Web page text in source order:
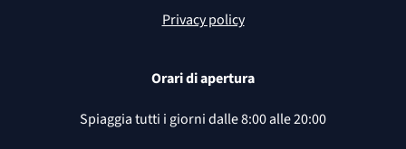
Privacy policy
Orari di apertura
Spiaggia tutti i giorni dalle 8:00 alle 20:00